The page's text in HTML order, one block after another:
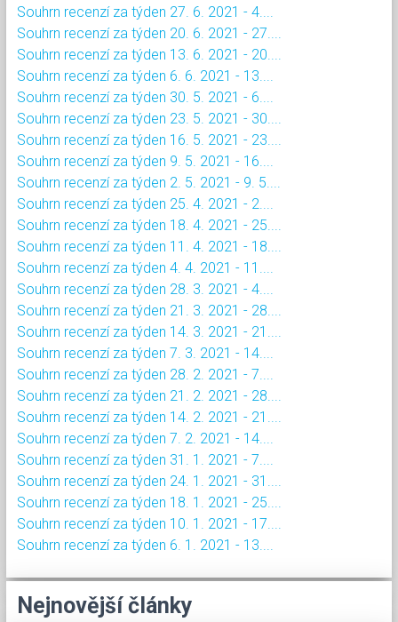
Souhrn recenzí za týden 27. 6. 2021 - 4....
Souhrn recenzí za týden 20. 6. 2021 - 27....
Souhrn recenzí za týden 13. 6. 2021 - 20....
Souhrn recenzí za týden 6. 6. 2021 - 13....
Souhrn recenzí za týden 30. 5. 2021 - 6....
Souhrn recenzí za týden 23. 5. 2021 - 30....
Souhrn recenzí za týden 16. 5. 2021 - 23....
Souhrn recenzí za týden 9. 5. 2021 - 16....
Souhrn recenzí za týden 2. 5. 2021 - 9. 5....
Souhrn recenzí za týden 25. 4. 2021 - 2....
Souhrn recenzí za týden 18. 4. 2021 - 25....
Souhrn recenzí za týden 11. 4. 2021 - 18....
Souhrn recenzí za týden 4. 4. 2021 - 11....
Souhrn recenzí za týden 28. 3. 2021 - 4....
Souhrn recenzí za týden 21. 3. 2021 - 28....
Souhrn recenzí za týden 14. 3. 2021 - 21....
Souhrn recenzí za týden 7. 3. 2021 - 14....
Souhrn recenzí za týden 28. 2. 2021 - 7....
Souhrn recenzí za týden 21. 2. 2021 - 28....
Souhrn recenzí za týden 14. 2. 2021 - 21....
Souhrn recenzí za týden 7. 2. 2021 - 14....
Souhrn recenzí za týden 31. 1. 2021 - 7....
Souhrn recenzí za týden 24. 1. 2021 - 31....
Souhrn recenzí za týden 18. 1. 2021 - 25....
Souhrn recenzí za týden 10. 1. 2021 - 17....
Souhrn recenzí za týden 6. 1. 2021 - 13....
Nejnovější články